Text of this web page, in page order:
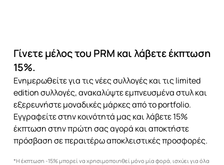
Γίνετε μέλος του PRM και λάβετε έκπτωση
15%.
Ενημερωθείτε για τις νέες συλλογές και τις limited
edition συλλογές, ανακαλύψτε εμπνευσμένα στυλ και
εξερευνήστε μοναδικές μάρκες από το portfolio.
Εγγραφείτε στην κοινότητά μας και λάβετε 15%
έκπτωση στην πρώτη σας αγορά και αποκτήστε
πρόσβαση σε περαιτέρω αποκλειστικές προσφορές.
*Η έκπτωση -15% μπορεί να χρησιμοποιηθεί μόνο μία φορά, ισχύει για όλα